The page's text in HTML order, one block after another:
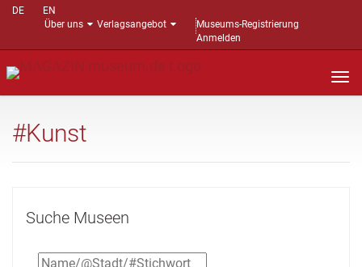
DE
EN
Über uns
Verlagsangebot
Museums-Registrierung
Anmelden
#Kunst
Suche Museen